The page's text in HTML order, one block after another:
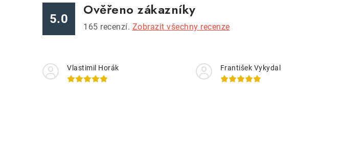
5.0
Ověřeno zákazníky
165 recenzí. Zobrazit všechny recenze
Vlastimil Horák František Vykydal